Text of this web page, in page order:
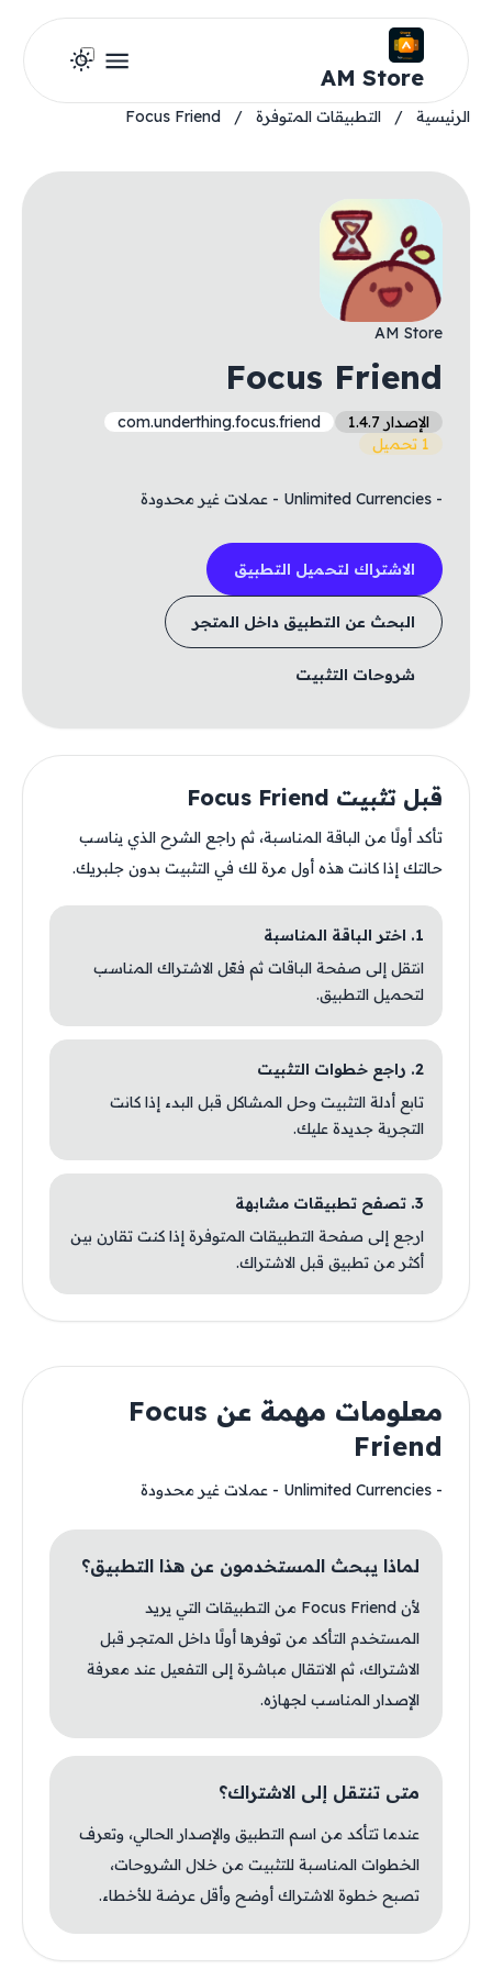
AM Store
الرئيسية / التطبيقات المتوفرة /
Focus Friend
AM Store
Focus Friend
الإصدار 1.4.7
com.underthing.focus.friend
1 تحميل
- Unlimited Currencies - عملات غير محدودة
الاشتراك لتحميل التطبيق
البحث عن التطبيق داخل المتجر
شروحات التثبيت
قبل تثبيت Focus Friend
تأكد أولًا من الباقة المناسبة، ثم راجع الشرح الذي يناسب
حالتك إذا كانت هذه أول مرة لك في التثبيت بدون جلبريك.
1. اختر الباقة المناسبة
انتقل إلى صفحة الباقات ثم فعّل الاشتراك المناسب
لتحميل التطبيق.
2. راجع خطوات التثبيت
تابع أدلة التثبيت وحل المشاكل قبل البدء إذا كانت
التجربة جديدة عليك.
3. تصفح تطبيقات مشابهة
ارجع إلى صفحة التطبيقات المتوفرة إذا كنت تقارن بين
أكثر من تطبيق قبل الاشتراك.
معلومات مهمة عن Focus
Friend
- Unlimited Currencies - عملات غير محدودة
لماذا يبحث المستخدمون عن هذا التطبيق؟
لأن Focus Friend من التطبيقات التي يريد
المستخدم التأكد من توفرها أولًا داخل المتجر قبل
الاشتراك، ثم الانتقال مباشرة إلى التفعيل عند معرفة
الإصدار المناسب لجهازه.
متى تنتقل إلى الاشتراك؟
عندما تتأكد من اسم التطبيق والإصدار الحالي، وتعرف
الخطوات المناسبة للتثبيت من خلال الشروحات،
تصبح خطوة الاشتراك أوضح وأقل عرضة للأخطاء.